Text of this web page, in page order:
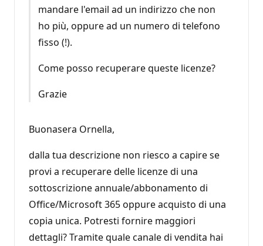
mandare l'email ad un indirizzo che non
ho più, oppure ad un numero di telefono
fisso (!).
Come posso recuperare queste licenze?
Grazie
Buonasera Ornella,
dalla tua descrizione non riesco a capire se
provi a recuperare delle licenze di una
sottoscrizione annuale/abbonamento di
Office/Microsoft 365 oppure acquisto di una
copia unica. Potresti fornire maggiori
dettagli? Tramite quale canale di vendita hai